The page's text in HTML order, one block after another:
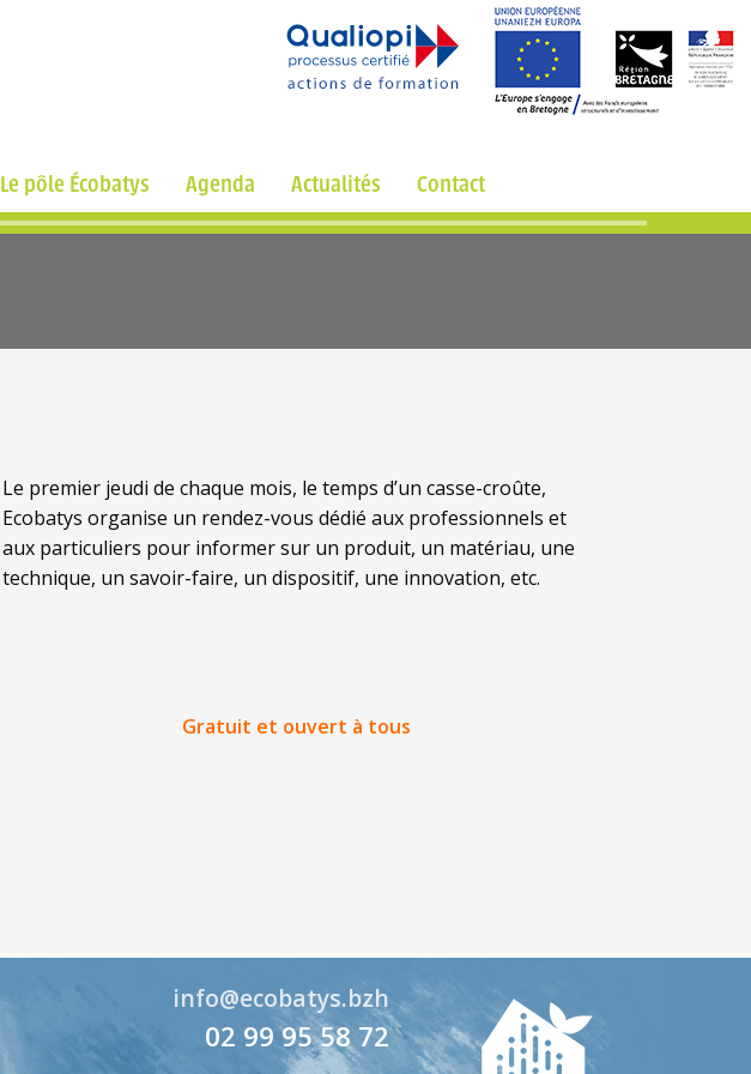
Le pôle Écobatys Agenda Actualités Contact
Le premier jeudi de chaque mois, le temps d’un casse-croûte,
Ecobatys organise un rendez-vous dédié aux professionnels et
aux particuliers pour informer sur un produit, un matériau, une
technique, un savoir-faire, un dispositif, une innovation, etc.
Gratuit et ouvert à tous
info@ecobatys.bzh
02 99 95 58 72